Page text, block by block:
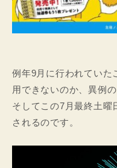
例年9月に行われていた
用できないのか、異例
そしてこの7月最終土曜
されるのです。